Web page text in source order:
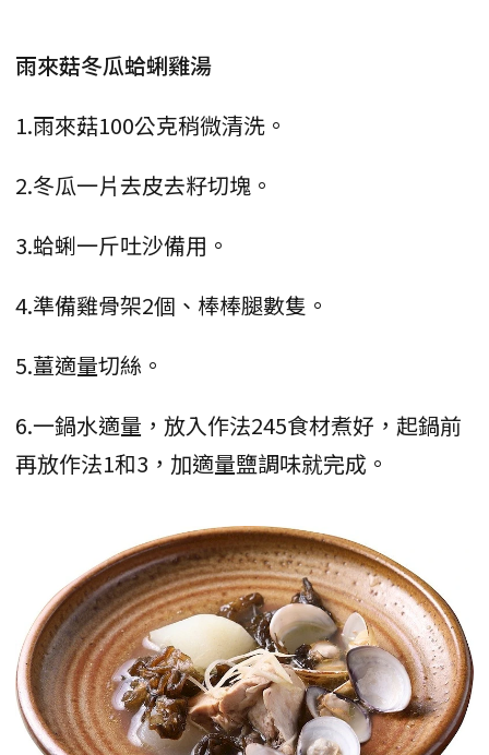
雨來菇冬瓜蛤蜊雞湯
1.雨來菇100公克稍微清洗。
2.冬瓜一片去皮去籽切塊。
3.蛤蜊一斤吐沙備用。
4.準備雞骨架2個、棒棒腿數隻。
5.薑適量切絲。
6.一鍋水適量，放入作法245食材煮好，起鍋前
再放作法1和3，加適量鹽調味就完成。